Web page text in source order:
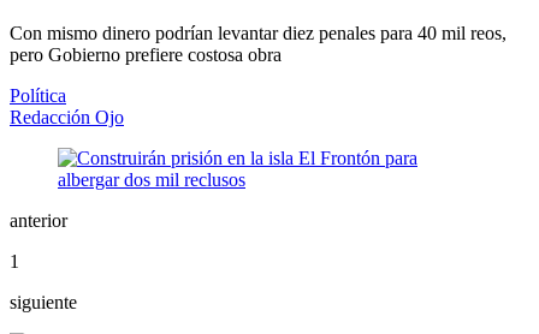
Con mismo dinero podrían levantar diez penales para 40 mil reos,
pero Gobierno prefiere costosa obra
Política
Redacción Ojo
anterior
1
siguiente